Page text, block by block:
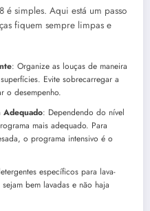
é simples. Aqui está um passo
fiquem sempre limpas e
: Organize as louças de maneira
Evite sobrecarregar a
o desempenho.
Adequado: Dependendo do nível
mais adequado. Para
o programa intensivo é o
específicos para lava-
bem lavadas e não haja